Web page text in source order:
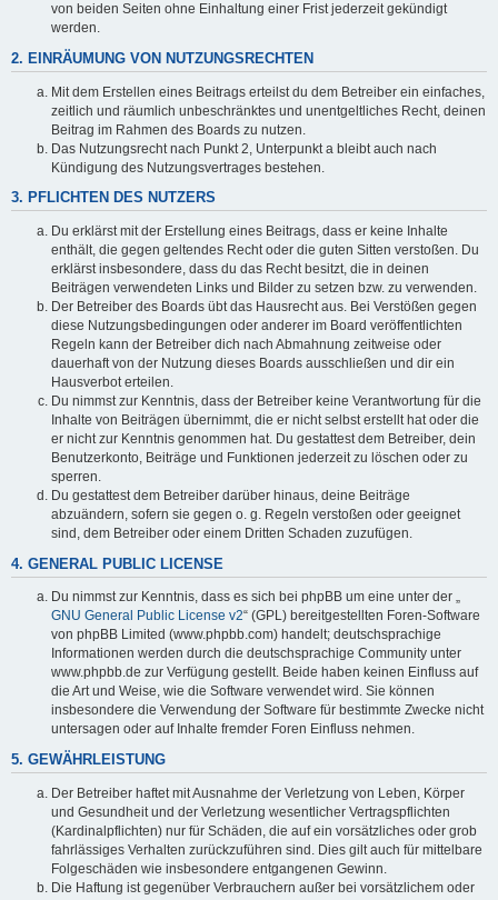
von beiden Seiten ohne Einhaltung einer Frist jederzeit gekündigt
werden.
2. EINRÄUMUNG VON NUTZUNGSRECHTEN
Mit dem Erstellen eines Beitrags erteilst du dem Betreiber ein einfaches,
zeitlich und räumlich unbeschränktes und unentgeltliches Recht, deinen
Beitrag im Rahmen des Boards zu nutzen.
Das Nutzungsrecht nach Punkt 2, Unterpunkt a bleibt auch nach
Kündigung des Nutzungsvertrages bestehen.
3. PFLICHTEN DES NUTZERS
Du erklärst mit der Erstellung eines Beitrags, dass er keine Inhalte
enthält, die gegen geltendes Recht oder die guten Sitten verstoßen. Du
erklärst insbesondere, dass du das Recht besitzt, die in deinen
Beiträgen verwendeten Links und Bilder zu setzen bzw. zu verwenden.
Der Betreiber des Boards übt das Hausrecht aus. Bei Verstößen gegen
diese Nutzungsbedingungen oder anderer im Board veröffentlichten
Regeln kann der Betreiber dich nach Abmahnung zeitweise oder
dauerhaft von der Nutzung dieses Boards ausschließen und dir ein
Hausverbot erteilen.
Du nimmst zur Kenntnis, dass der Betreiber keine Verantwortung für die
Inhalte von Beiträgen übernimmt, die er nicht selbst erstellt hat oder die
er nicht zur Kenntnis genommen hat. Du gestattest dem Betreiber, dein
Benutzerkonto, Beiträge und Funktionen jederzeit zu löschen oder zu
sperren.
Du gestattest dem Betreiber darüber hinaus, deine Beiträge
abzuändern, sofern sie gegen o. g. Regeln verstoßen oder geeignet
sind, dem Betreiber oder einem Dritten Schaden zuzufügen.
4. GENERAL PUBLIC LICENSE
Du nimmst zur Kenntnis, dass es sich bei phpBB um eine unter der „
GNU General Public License v2“ (GPL) bereitgestellten Foren-Software
von phpBB Limited (www.phpbb.com) handelt; deutschsprachige
Informationen werden durch die deutschsprachige Community unter
www.phpbb.de zur Verfügung gestellt. Beide haben keinen Einfluss auf
die Art und Weise, wie die Software verwendet wird. Sie können
insbesondere die Verwendung der Software für bestimmte Zwecke nicht
untersagen oder auf Inhalte fremder Foren Einfluss nehmen.
5. GEWÄHRLEISTUNG
Der Betreiber haftet mit Ausnahme der Verletzung von Leben, Körper
und Gesundheit und der Verletzung wesentlicher Vertragspflichten
(Kardinalpflichten) nur für Schäden, die auf ein vorsätzliches oder grob
fahrlässiges Verhalten zurückzuführen sind. Dies gilt auch für mittelbare
Folgeschäden wie insbesondere entgangenen Gewinn.
Die Haftung ist gegenüber Verbrauchern außer bei vorsätzlichem oder